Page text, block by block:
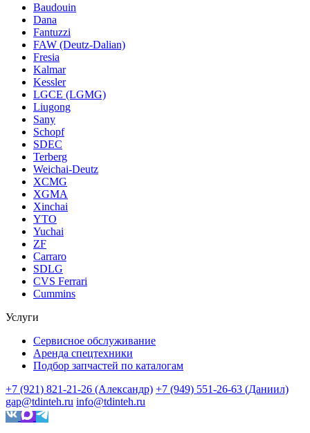
Baudouin
Dana
Fantuzzi
FAW (Deutz-Dalian)
Fresia
Kalmar
Kessler
LGCE (LGMG)
Liugong
Sany
Schopf
SDEC
Terberg
Weichai-Deutz
XCMG
XGMA
Xinchai
YTO
Yuchai
ZF
Carraro
SDLG
CVS Ferrari
Cummins
Услуги
Сервисное обслуживание
Аренда спецтехники
Подбор запчастей по каталогам
+7 (921) 821-21-26 (Александр) +7 (949) 551-26-63 (Даниил)
gap@tdinteh.ru info@tdinteh.ru